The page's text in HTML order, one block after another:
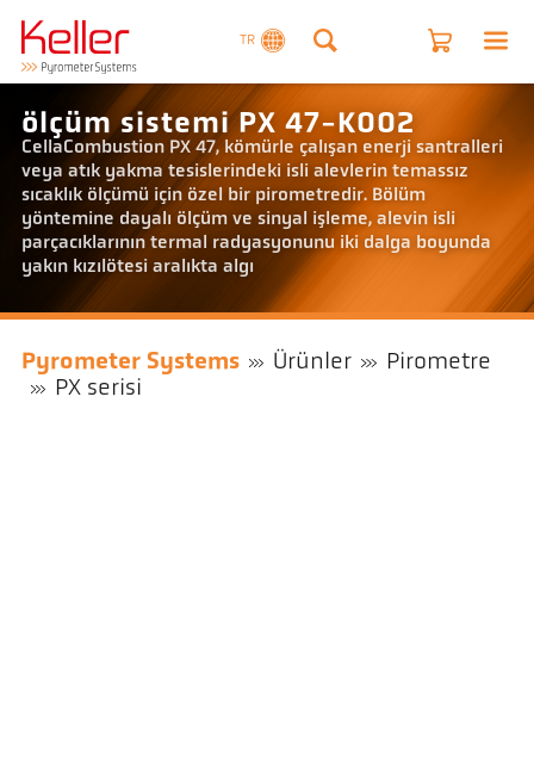
TR
ölçüm sistemi PX 47-K002
CellaCombustion PX 47, kömürle çalışan enerji santralleri
veya atık yakma tesislerindeki isli alevlerin temassız
sıcaklık ölçümü için özel bir pirometredir. Bölüm
yöntemine dayalı ölçüm ve sinyal işleme, alevin isli
parçacıklarının termal radyasyonunu iki dalga boyunda
yakın kızılötesi aralıkta algı
Pyrometer Systems Ürünler
Pirometre
PX serisi